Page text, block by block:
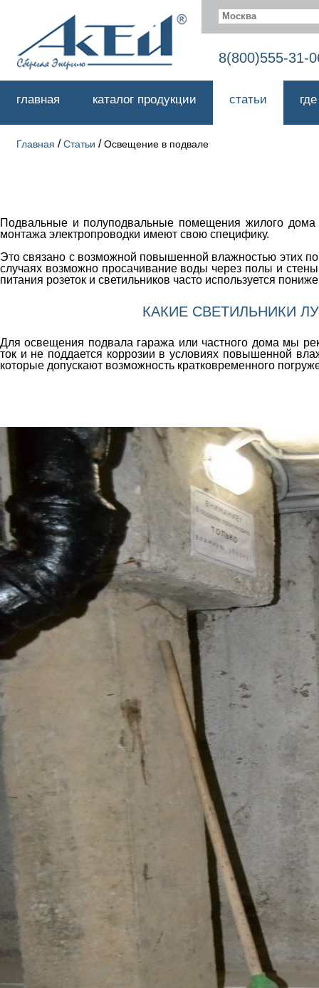
Москва
8(800)555-31-
главная каталог продукции статьи
Главная /Статьи /Освещение в подвале
Подвальные и полуподвальные помещения жилого дома
монтажа электропроводки имеют свою специфику.
Это связано с возможной повышенной влажностью этих
случаях возможно просачивание воды через полы и
питания розеток и светильников часто используется
КАКИЕ СВЕТИЛЬНИКИ
Для освещения подвала гаража или частного дома мы
ток и не поддается коррозии в условиях повышенной
которые допускают возможность кратковременного